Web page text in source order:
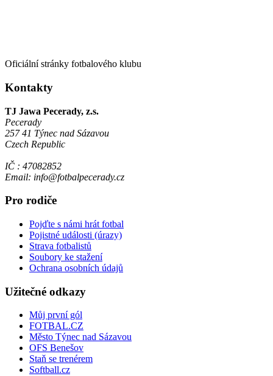
Oficiální stránky fotbalového klubu
Kontakty
TJ Jawa Pecerady, z.s.
Pecerady
257 41 Týnec nad Sázavou
Czech Republic
IČ : 47082852
Email: info@fotbalpecerady.cz
Pro rodiče
Pojďte s námi hrát fotbal
Pojistné události (úrazy)
Strava fotbalistů
Soubory ke stažení
Ochrana osobních údajů
Užitečné odkazy
Můj první gól
FOTBAL.CZ
Město Týnec nad Sázavou
OFS Benešov
Staň se trenérem
Softball.cz